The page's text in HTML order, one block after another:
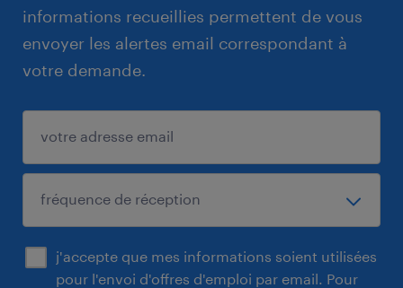
informations recueillies permettent de vous
envoyer les alertes email correspondant à
votre demande.
j'accepte que mes informations soient utilisées
pour l'envoi d'offres d'emploi par email. Pour